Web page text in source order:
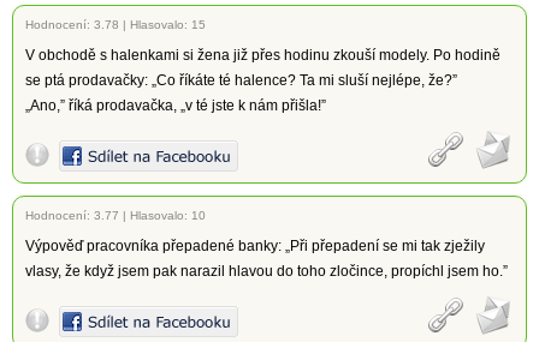
Hodnocení: 3.78 | Hlasovalo: 15
V obchodě s halenkami si žena již přes hodinu zkouší modely. Po hodině
se ptá prodavačky: „Co říkáte té halence? Ta mi sluší nejlépe, že?”
„Ano,” říká prodavačka, „v té jste k nám přišla!”
Hodnocení: 3.77 | Hlasovalo: 10
Výpověď pracovníka přepadené banky: „Při přepadení se mi tak zježily
vlasy, že když jsem pak narazil hlavou do toho zločince, propíchl jsem ho.”